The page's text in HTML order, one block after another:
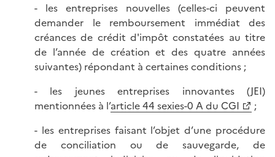
- les entreprises nouvelles (celles-ci peuvent
demander le remboursement immédiat des
créances de crédit d'impôt constatées au titre
de l’année de création et des quatre années
suivantes) répondant à certaines conditions ;
- les jeunes entreprises innovantes (JEI)
mentionnées à l’article 44 sexies-0 A du CGI
;
- les entreprises faisant l’objet d’une procédure
de conciliation ou de sauvegarde, de